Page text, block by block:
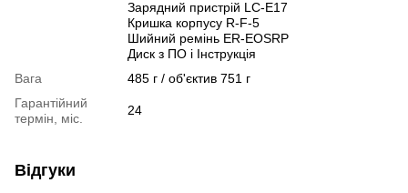
Зарядний пристрій LC-E17
Кришка корпусу R-F-5
Шийний ремінь ER-EOSRP
Диск з ПО і Інструкція
Вага
485 г / об'єктив 751 г
Гарантійний
термін, міс.
24
Відгуки